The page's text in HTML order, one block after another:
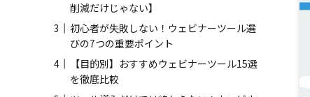
削減だけじゃない】
初心者が失敗しない！ウェビナーツール選
びの7つの重要ポイント
【目的別】おすすめウェビナーツール15選
を徹底比較